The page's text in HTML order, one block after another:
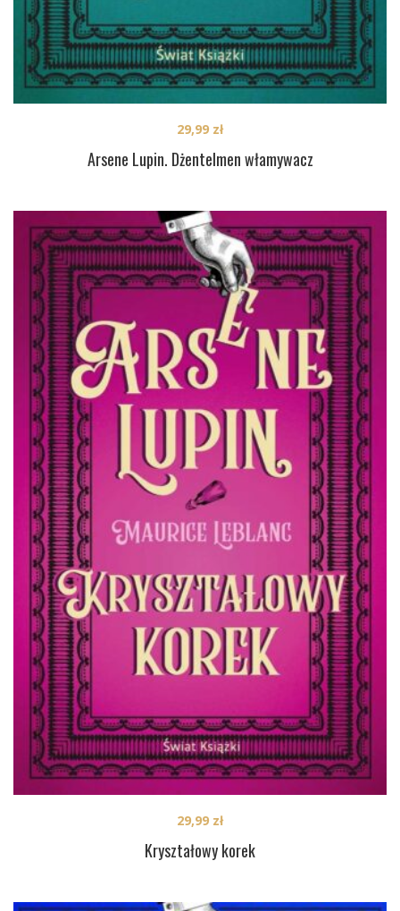
Arsene Lupin. Dżentelmen włamywacz
29,99 zł
Kryształowy korek
29,99 zł